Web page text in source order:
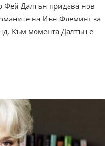
Фей Далтън придава нов
на Иън Флеминг за
Към момента Далтън е